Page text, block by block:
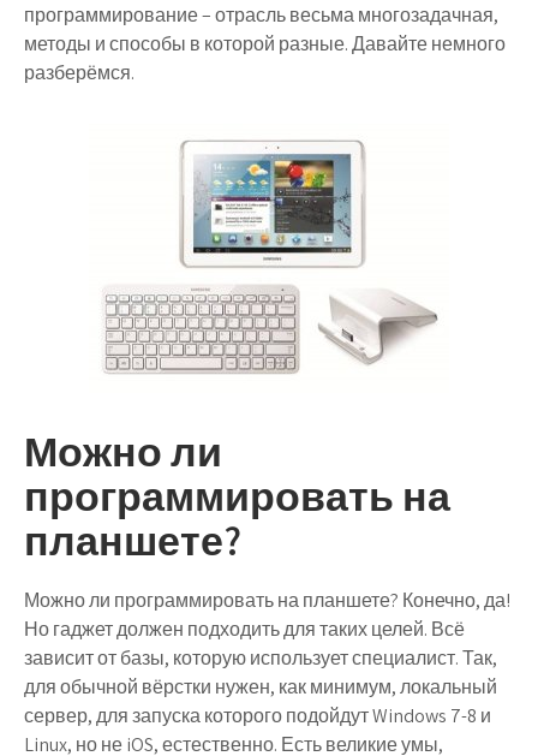
программирование – отрасль весьма многозадачная,
методы и способы в которой разные. Давайте немного
разберёмся.
Можно ли
программировать на
планшете?
Можно ли программировать на планшете? Конечно, да!
Но гаджет должен подходить для таких целей. Всё
зависит от базы, которую использует специалист. Так,
для обычной вёрстки нужен, как минимум, локальный
сервер, для запуска которого подойдут Windows 7-8 и
Linux, но не iOS, естественно. Есть великие умы,